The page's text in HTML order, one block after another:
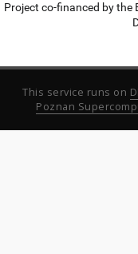
Project co-financed by the
This service runs on
Poznan